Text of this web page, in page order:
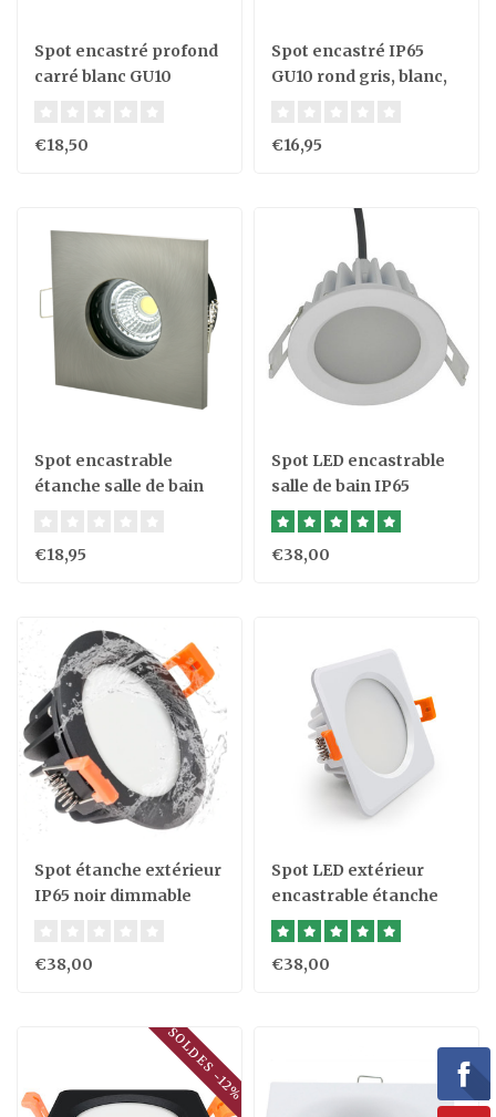
Spot encastré profond
carré blanc GU10
€18,50
Spot encastré IP65
GU10 rond gris, blanc,
€16,95
Spot encastrable
étanche salle de bain
€18,95
Spot LED encastrable
salle de bain IP65
étanche 7W
€38,00
Spot étanche extérieur
IP65 noir dimmable
€38,00
Spot LED extérieur
encastrable étanche
IP6 carré
€38,00
SOLDES -12%